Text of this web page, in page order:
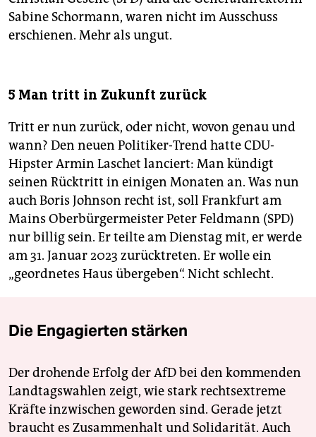
Sabine Schormann, waren nicht im Ausschuss
erschienen. Mehr als ungut.
5 Man tritt in Zukunft zurück
Tritt er nun zurück, oder nicht, wovon genau und
wann? Den neuen Politiker-Trend hatte CDU-
Hipster Armin Laschet lanciert: Man kündigt
seinen Rücktritt in einigen Monaten an. Was nun
auch Boris Johnson recht ist, soll Frankfurt am
Mains Oberbürgermeister Peter Feldmann (SPD)
nur billig sein. Er teilte am Dienstag mit, er werde
am 31. Januar 2023 zurücktreten. Er wolle ein
„geordnetes Haus übergeben“. Nicht schlecht.
Die Engagierten stärken
Der drohende Erfolg der AfD bei den kommenden
Landtagswahlen zeigt, wie stark rechtsextreme
Kräfte inzwischen geworden sind. Gerade jetzt
braucht es Zusammenhalt und Solidarität. Auch